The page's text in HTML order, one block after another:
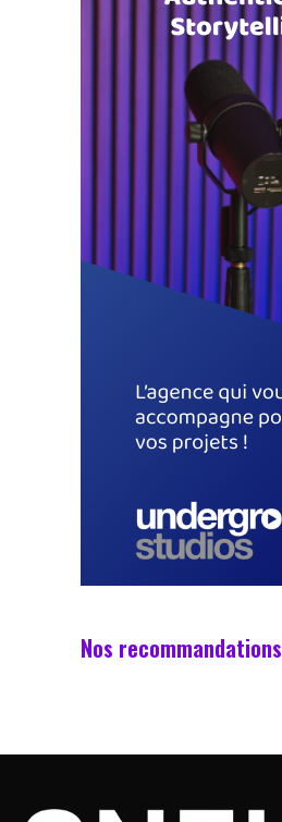
Nos recommandations